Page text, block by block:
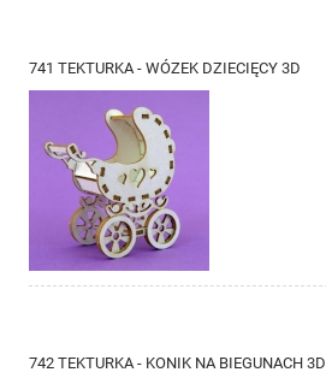
741 TEKTURKA - WÓZEK DZIECIĘCY 3D
742 TEKTURKA - KONIK NA BIEGUNACH 3D